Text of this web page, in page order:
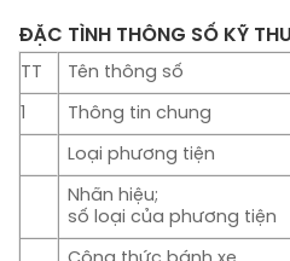
ĐẶC TÌNH THÔNG SỐ KỸ
TT Tên thông số
Thông tin chung
Loại phương tiện
Nhãn hiệu;
số loại của phương tiện